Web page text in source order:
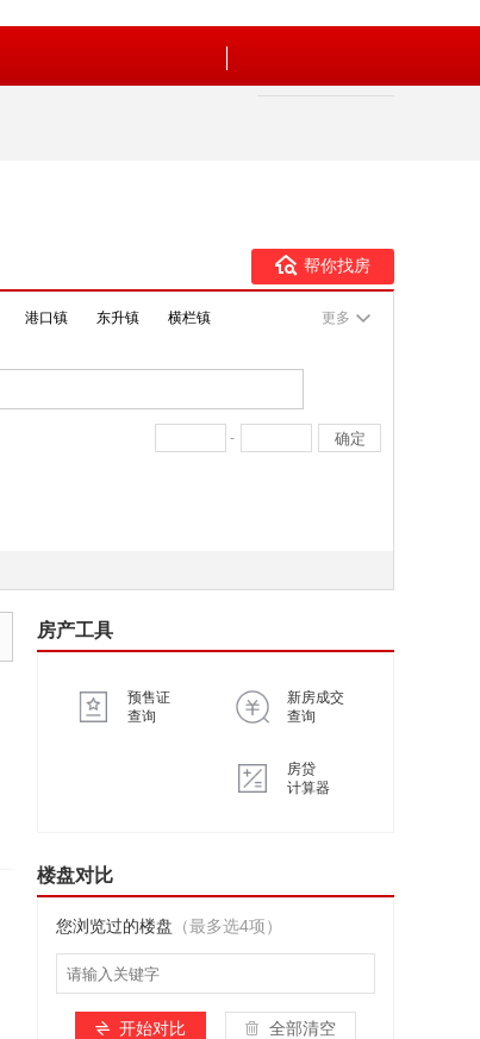
帮你找房
港口镇 东升镇
横栏镇
更多
-
房产工具
预售证
查询
新房成交
查询
房贷
计算器
楼盘对比
您浏览过的楼盘 （最多选4项）
开始对比 全部清空